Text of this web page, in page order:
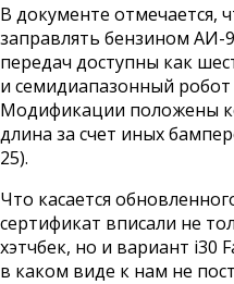
В документе отмечается,
заправлять бензином АИ-
передач доступны как
и семидиапазонный
Модификации положены
длина за счет иных
25).
Что касается
сертификат вписали не
хэтчбек, но и вариант i30
в каком виде к нам не